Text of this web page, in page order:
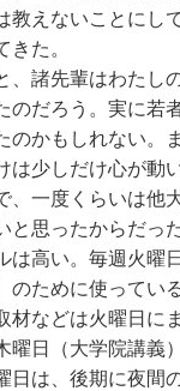
教えないことにし
きた。
諸先輩はわたし
のだろう。実に若
のかもしれない。
は少しだけ心が動
、一度くらいは他
と思ったからだった
高い。毎週火曜
のために使ってい
材などは火曜日に
曜日（大学院講義
日は、後期に夜間